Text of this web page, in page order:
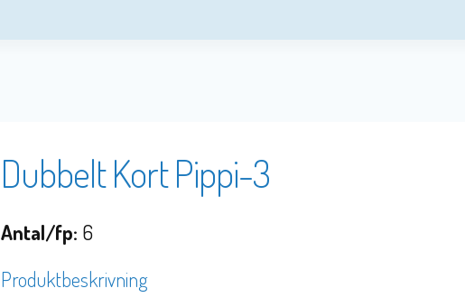
Dubbelt Kort Pippi-3
Antal/fp: 6
Produktbeskrivning